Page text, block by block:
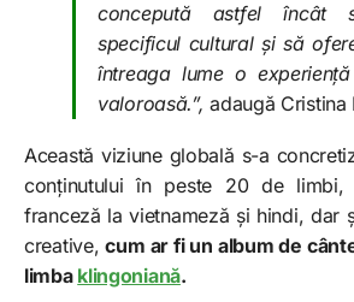
concepută astfel încât
specificul cultural și să
întreaga lume o
valoroasă.”,adaugă Cristina
Această viziune globală s-a
conținutului în peste 20 de
franceză la vietnameză și hindi, dar
creative,cum ar fi un album de
limba klingoniană.